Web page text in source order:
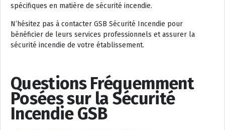
spécifiques en matière de sécurité incendie.
N’hésitez pas à contacter GSB Sécurité Incendie pour
bénéficier de leurs services professionnels et assurer la
sécurité incendie de votre établissement.
Questions Fréquemment
Posées sur la Sécurité
Incendie GSB